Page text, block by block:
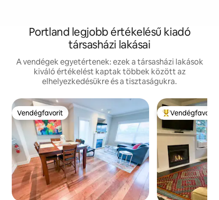
Portland legjobb értékelésű kiadó
társasházi lakásai
A vendégek egyetértenek: ezek a társasházi lakások
kiváló értékelést kaptak többek között az
elhelyezkedésükre és a tisztaságukra.
Vendégfavorit
Vendégfavorit Kiemelt
Vendégfavorit